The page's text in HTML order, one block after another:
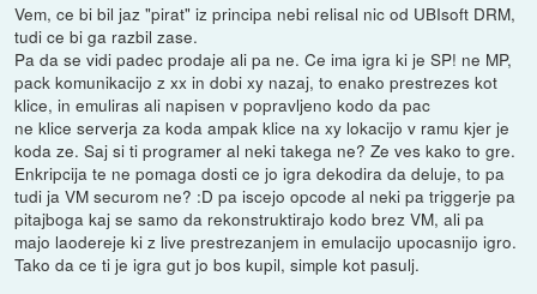
Vem, ce bi bil jaz "pirat" iz principa nebi relisal nic od UBIsoft DRM,
tudi ce bi ga razbil zase.
Pa da se vidi padec prodaje ali pa ne. Ce ima igra ki je SP! ne MP,
pack komunikacijo z xx in dobi xy nazaj, to enako prestrezes kot
klice, in emuliras ali napisen v popravljeno kodo da pac
ne klice serverja za koda ampak klice na xy lokacijo v ramu kjer je
koda ze. Saj si ti programer al neki takega ne? Ze ves kako to gre.
Enkripcija te ne pomaga dosti ce jo igra dekodira da deluje, to pa
tudi ja VM securom ne? :D pa iscejo opcode al neki pa triggerje pa
pitajboga kaj se samo da rekonstruktirajo kodo brez VM, ali pa
majo laodereje ki z live prestrezanjem in emulacijo upocasnijo igro.
Tako da ce ti je igra gut jo bos kupil, simple kot pasulj.